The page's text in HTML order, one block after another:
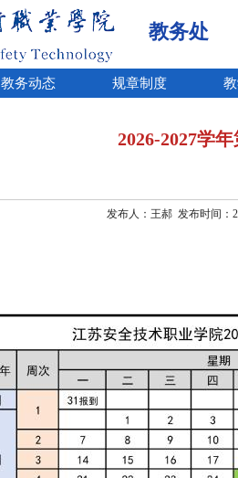
教务处
教务动态 规章制度
2026-2027学
发布人：王郝 发布时间：